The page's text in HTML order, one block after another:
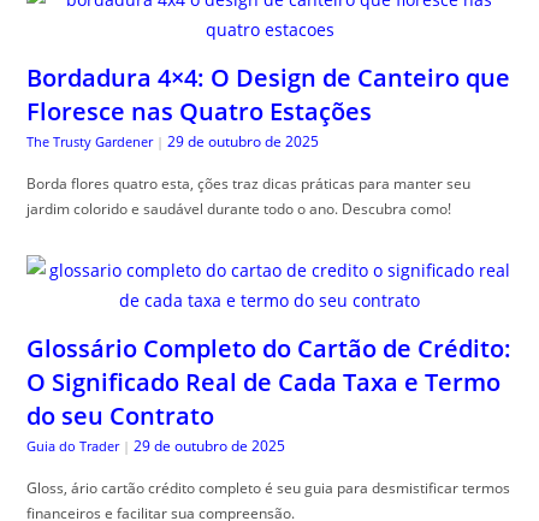
Bordadura 4×4: O Design de Canteiro que
Floresce nas Quatro Estações
The Trusty Gardener | 29 de outubro de 2025
Borda flores quatro esta, ções traz dicas práticas para manter seu
jardim colorido e saudável durante todo o ano. Descubra como!
Glossário Completo do Cartão de Crédito:
O Significado Real de Cada Taxa e Termo
do seu Contrato
Guia do Trader | 29 de outubro de 2025
Gloss, ário cartão crédito completo é seu guia para desmistificar termos
financeiros e facilitar sua compreensão.